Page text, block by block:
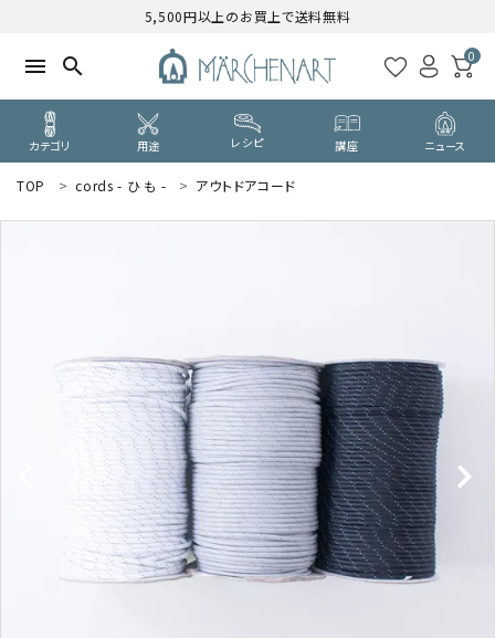
5,500円以上のお買上で送料無料
menu search 0
カテゴリ 用途 レシピ 講座 ニュース
ログイン 新規会員登録
CATEGORY
カテゴリーから探す
PURPOSE
用途から探す
WORKSHOP
TOP cords - ひ も - アウトドアコード